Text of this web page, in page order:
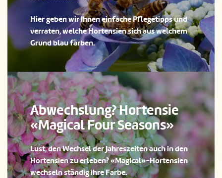
Hier geben wir Ihnen einfache Pflegetipps und
verraten, welche Hortensien sich aus welchem
Grund blau färben.
Abwechslung? Hortensie
«Magical Four Seasons»
Lust, den Wechsel der Jahreszeiten auch in den
Hortensien zu erleben? «Magical»-Hortensien
wechseln ständig ihre Farbe.